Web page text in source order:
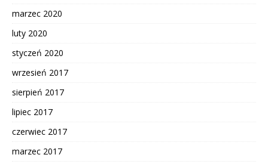
marzec 2020
luty 2020
styczeń 2020
wrzesień 2017
sierpień 2017
lipiec 2017
czerwiec 2017
marzec 2017